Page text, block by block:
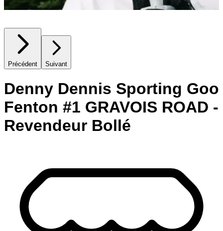
Précédent Suivant
Denny Dennis Sporting Goo
Fenton #1 GRAVOIS ROAD -
Revendeur Bollé